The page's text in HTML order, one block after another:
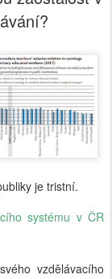
je tristní.
systému v ČR
vzdělávacího